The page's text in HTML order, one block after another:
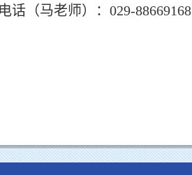
话（马老师）： 029-88669168